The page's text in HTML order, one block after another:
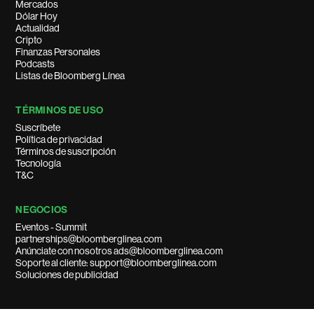
Mercados
Dólar Hoy
Actualidad
Cripto
Finanzas Personales
Podcasts
Listas de Bloomberg Línea
TÉRMINOS DE USO
Suscríbete
Política de privacidad
Términos de suscripción
Tecnología
T&C
NEGOCIOS
Eventos - Summit
partnerships@bloomberglinea.com
Anúnciate con nosotros ads@bloomberglinea.com
Soporte al cliente: support@bloomberglinea.com
Soluciones de publicidad